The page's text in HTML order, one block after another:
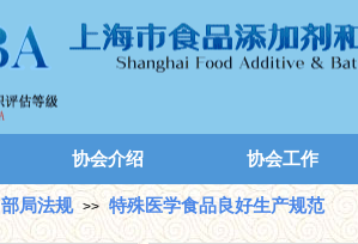
协会介绍 协会工作
部局法规 >> 特殊医学食品良好生产规范